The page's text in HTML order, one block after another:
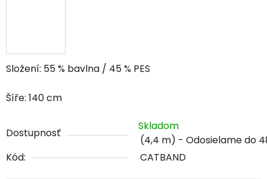
Složení: 55 % bavlna / 45 % PES
Šíře: 140 cm
Dostupnosť
Skladom
(4,4 m)
Kód:
CATBAND